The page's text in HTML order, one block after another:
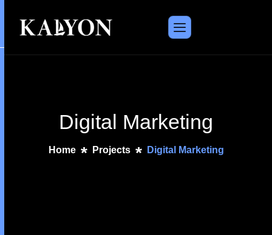
Digital Marketing
Home Projects Digital Marketing